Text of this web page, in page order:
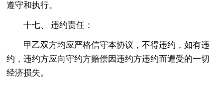
遵守和执行。
十七、 违约责任：
甲乙双方均应严格信守本协议，不得违约，如有违
约，违约方应向守约方赔偿因违约方违约而遭受的一切
经济损失。